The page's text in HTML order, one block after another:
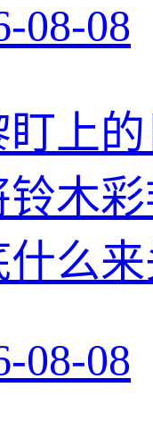
08-08
盯上
木彩
么来
08-08